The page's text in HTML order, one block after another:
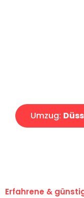
Umzug:
Erfahrene &